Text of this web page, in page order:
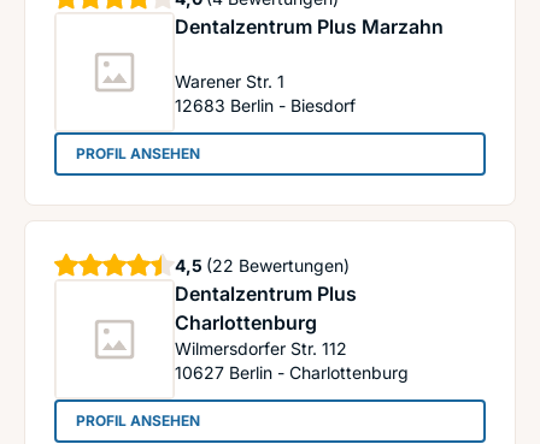
Dentalzentrum Plus Marzahn
Warener Str. 1
12683 Berlin - Biesdorf
PROFIL ANSEHEN: Dentalzentrum Plus Marzahn
Dentalzentrum Plus
Charlottenburg
Wilmersdorfer Str. 112
10627 Berlin - Charlottenburg
4,5 Sterne
(22 Bewertungen)
PROFIL ANSEHEN: Dentalzentrum Plus Charlottenburg